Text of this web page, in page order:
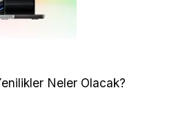
Neler Olacak?